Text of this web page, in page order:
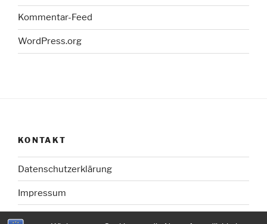
Kommentar-Feed
WordPress.org
KONTAKT
Datenschutzerklärung
Impressum